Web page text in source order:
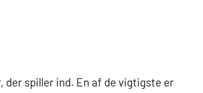
spiller ind. En af de vigtigste er